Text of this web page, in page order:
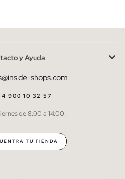
de privacidad
SUSCRIBIRME
en cualquier momento.
y Ayuda
shops.com
900 10 32 57
de 8:00 a 14:00.
TU TIENDA